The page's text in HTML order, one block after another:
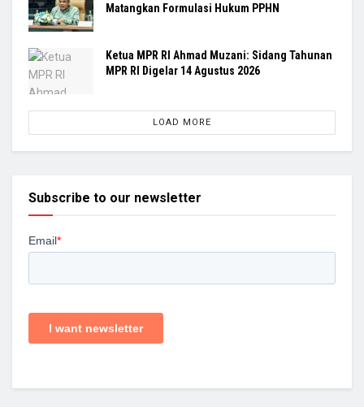
Matangkan Formulasi Hukum PPHN
Ketua MPR RI Ahmad Muzani: Sidang Tahunan
MPR RI Digelar 14 Agustus 2026
LOAD MORE
Subscribe to our newsletter